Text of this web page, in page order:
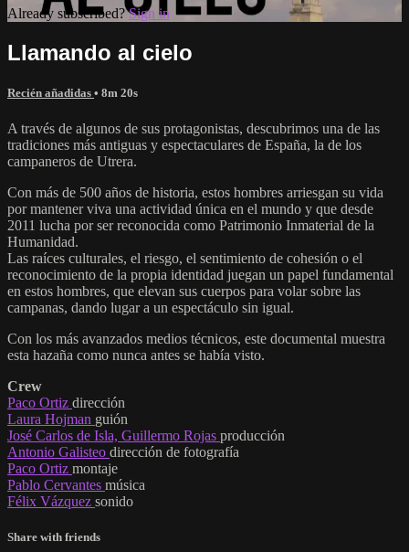
Already subscribed?Sign in
Llamando al cielo
Recién añadidas • 8m 20s
A través de algunos de sus protagonistas, descubrimos una de las
tradiciones más antiguas y espectaculares de España, la de los
campaneros de Utrera.
Con más de 500 años de historia, estos hombres arriesgan su vida
por mantener viva una actividad única en el mundo y que desde
2011 lucha por ser reconocida como Patrimonio Inmaterial de la
Humanidad.
Las raíces culturales, el riesgo, el sentimiento de cohesión o el
reconocimiento de la propia identidad juegan un papel fundamental
en estos hombres, que elevan sus cuerpos para volar sobre las
campanas, dando lugar a un espectáculo sin igual.
Con los más avanzados medios técnicos, este documental muestra
esta hazaña como nunca antes se había visto.
Crew
Paco Ortiz dirección
Laura Hojman guión
José Carlos de Isla, Guillermo Rojas producción
Antonio Galisteo dirección de fotografía
Paco Ortiz montaje
Pablo Cervantes música
Félix Vázquez sonido
Share with friends